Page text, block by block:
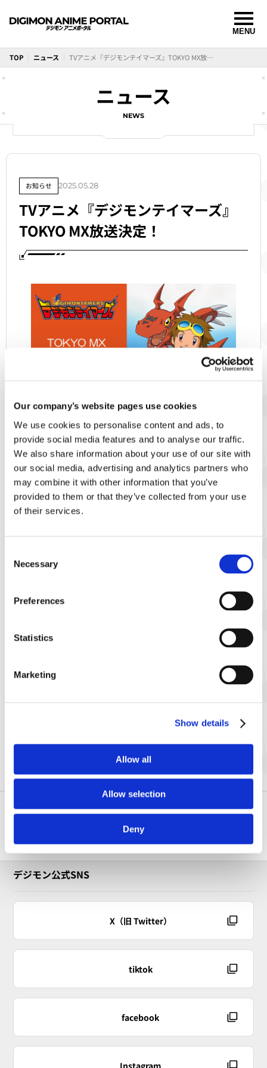
Our company’s website pages use cookies
We use cookies to personalise content and ads, to
provide social media features and to analyse our traffic.
We also share information about your use of our site with
our social media, advertising and analytics partners who
may combine it with other information that you’ve
provided to them or that they’ve collected from your use
of their services.
Selection
Necessary
Preferences
Statistics
Marketing
Show details
Allow all
Allow selection
Deny
TOP ニュース TVアニメ『デジモンテイマーズ』TOKYO MX放送決定！
ニュース
NEWS
お知らせ 2025.05.28
TVアニメ『デジモンテイマーズ』
TOKYO MX放送決定！
デジモンTVアニメシリーズ第3作
『デジモンテイマーズ』が、2025
年6月2 日(月)からTOKYO MXで放
送決定！
2025年6月2日(月) 19：30放送スタート
※放送スケジュールは変更となる場合がございます。
〈放送局〉
公式サイト：
デジモン公式SNS
X（旧 Twitter）
tiktok
facebook
Instagram